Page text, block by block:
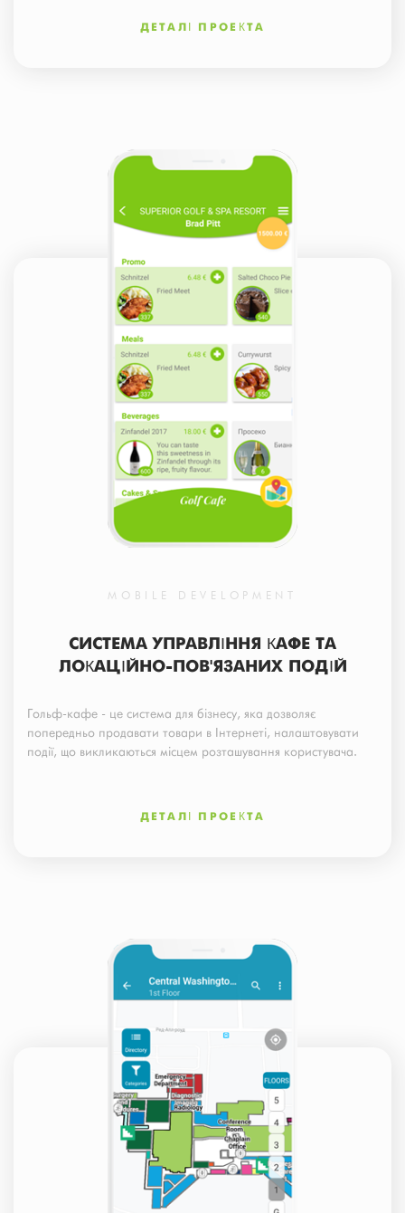
ДЕТАЛІ ПРОЕКТА
MOBILE DEVELOPMENT
СИСТЕМА УПРАВЛІННЯ КАФЕ ТА
ЛОКАЦІЙНО-ПОВ'ЯЗАНИХ ПОДІЙ
Гольф-кафе - це система для бізнесу, яка дозволяє
попередньо продавати товари в Інтернеті, налаштовувати
події, що викликаються місцем розташування користувача.
ДЕТАЛІ ПРОЕКТА